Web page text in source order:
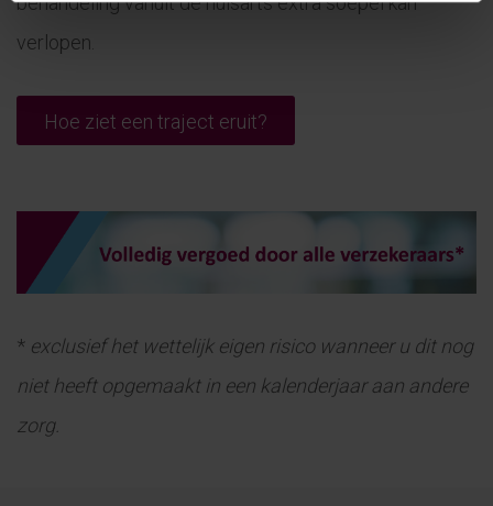
verlopen.
Hoe ziet een traject eruit?
* exclusief het wettelijk eigen risico wanneer u dit nog
niet heeft opgemaakt in een kalenderjaar aan andere
zorg.